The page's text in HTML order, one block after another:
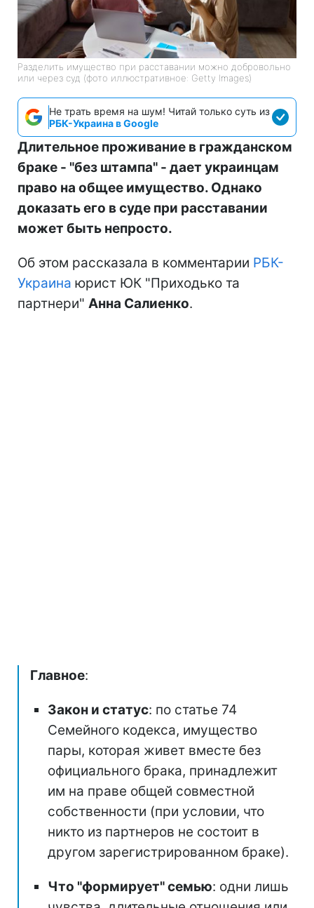
Разделить имущество при расставании можно добровольно
или через суд (фото иллюстративное: Getty Images)
Не трать время на шум! Читай только суть из
РБК-Украина в Google
Длительное проживание в гражданском
браке - "без штампа" - дает украинцам
право на общее имущество. Однако
доказать его в суде при расставании
может быть непросто.
Об этом рассказала в комментарии РБК-
Украина юрист ЮК "Приходько та
партнери" Анна Салиенко.
Главное:
Закон и статус: по статье 74
Семейного кодекса, имущество
пары, которая живет вместе без
официального брака, принадлежит
им на праве общей совместной
собственности (при условии, что
никто из партнеров не состоит в
другом зарегистрированном браке).
Что "формирует" семью: одни лишь